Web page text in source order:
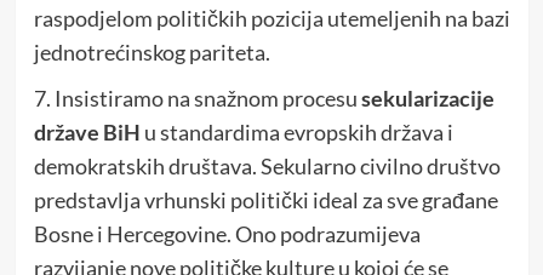
raspodjelom političkih pozicija utemeljenih na bazi
jednotrećinskog pariteta.
7. Insistiramo na snažnom procesusekularizacije
države BiH u standardima evropskih država i
demokratskih društava. Sekularno civilno društvo
predstavlja vrhunski politički ideal za sve građane
Bosne i Hercegovine. Ono podrazumijeva
razvijanje nove političke kulture u kojoj će se